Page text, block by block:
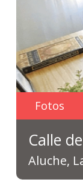
Fotos
Calle
Aluche,